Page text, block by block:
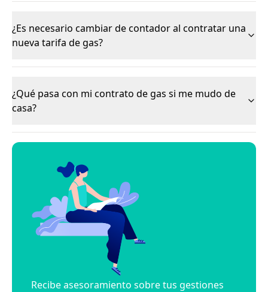
¿Es necesario cambiar de contador al contratar una
nueva tarifa de gas?
¿Qué pasa con mi contrato de gas si me mudo de
casa?
Recibe asesoramiento sobre tus gestiones